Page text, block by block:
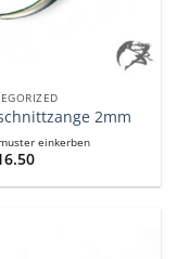
2mm
einkerben